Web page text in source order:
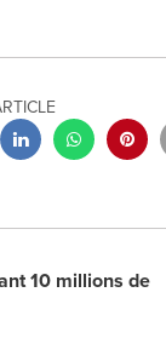
10 millions de